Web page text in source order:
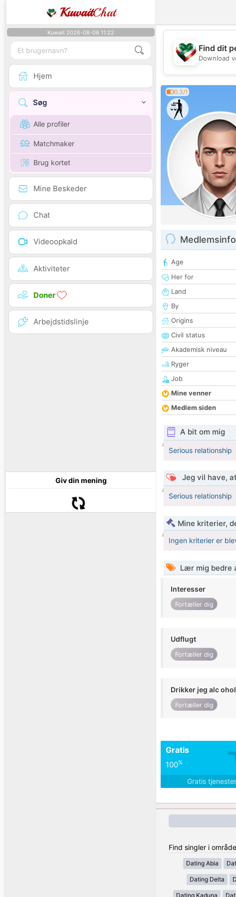
KuwaitChat
Kuwait 2026-08-06 11:22
Hjem
Søg
Alle profiler
Matchmaker
Brug kortet
Mine Beskeder
Chat
Videoopkald
Aktiviteter
Doner
Arbejdstidslinje
Giv din mening
Find dit
Download
0.3/1
Age
Her for
Land
By
Origins
Civil status
Akademisk niveau
Ryger
Job
Mine venner
Medlem siden
A bit om mig
Serious relationship
Jeg vil have,
Serious relationship
Mine kriterier,
Ingen kriterier er
Lær mig bedre
Interesser
Fortæller dig
Udflugt
Fortæller dig
Drikker jeg alc
Fortæller dig
Gratis
100%
Gratis
Find singler i
Dating Abia
Dating Delta
Dating Kaduna